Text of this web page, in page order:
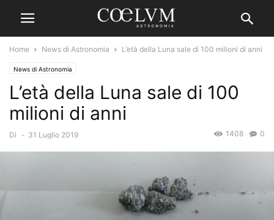
Home News di Astronomia L’età della Luna sale di 100 milioni di anni
News di Astronomia
L’età della Luna sale di 100
milioni di anni
Di - 31 Luglio 2019 0
1408